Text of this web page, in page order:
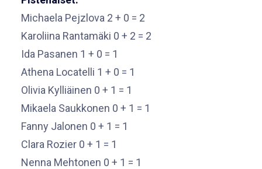
Michaela Pejzlova 2 + 0 = 2
Karoliina Rantamäki 0 + 2 = 2
Ida Pasanen 1 + 0 = 1
Athena Locatelli 1 + 0 = 1
Olivia Kylliäinen 0 + 1 = 1
Mikaela Saukkonen 0 + 1 = 1
Fanny Jalonen 0 + 1 = 1
Clara Rozier 0 + 1 = 1
Nenna Mehtonen 0 + 1 = 1